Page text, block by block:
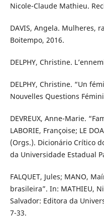
Nicole-Claude Mathieu.
DAVIS, Angela. Mulheres,
Boitempo, 2016.
DELPHY, Christine.
DELPHY, Christine. “Un
Nouvelles Questions
DEVREUX, Anne-Marie.
LABORIE, Françoise; LE
(Orgs.). Dicionário Crítico
da Universidade Estadual
FALQUET, Jules; MANO,
brasileira”. In: MATHIEU,
Salvador: Editora da
7-33.